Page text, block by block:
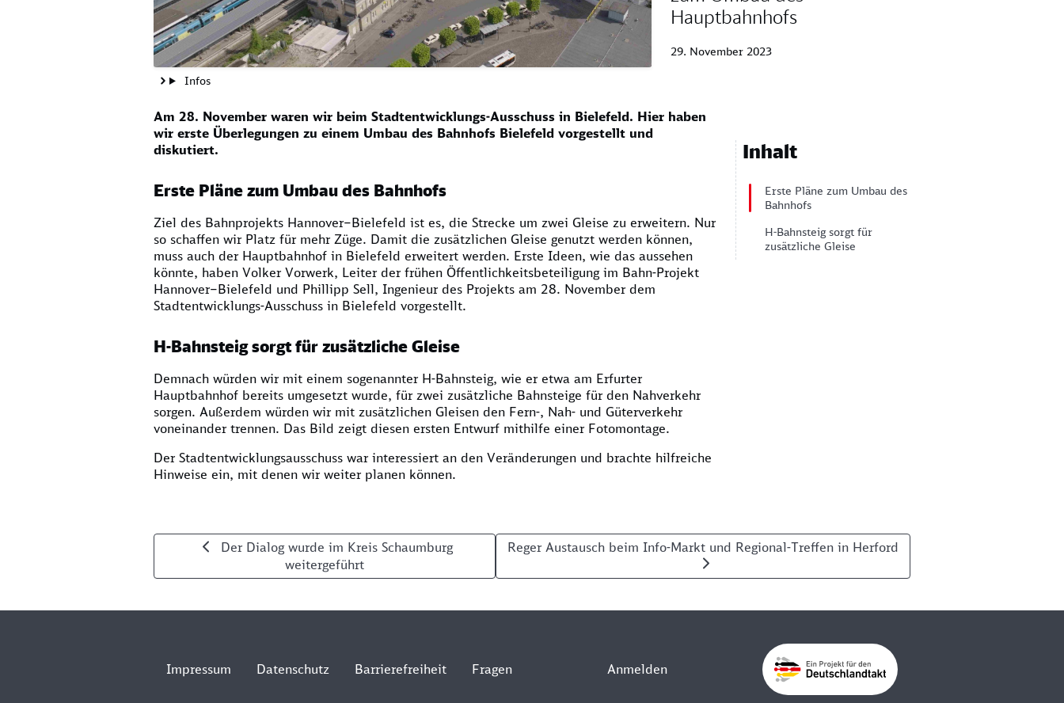
Hauptbahnhofs
29. November 2023
Infos
Inhalt
Erste Pläne zum Umbau des
Bahnhofs
H-Bahnsteig sorgt für
zusätzliche Gleise
Am 28. November waren wir beim Stadtentwicklungs-Ausschuss in Bielefeld. Hier haben
wir erste Überlegungen zu einem Umbau des Bahnhofs Bielefeld vorgestellt und
diskutiert.
Erste Pläne zum Umbau des Bahnhofs
Ziel des Bahnprojekts Hannover–Bielefeld ist es, die Strecke um zwei Gleise zu erweitern. Nur
so schaffen wir Platz für mehr Züge. Damit die zusätzlichen Gleise genutzt werden können,
muss auch der Hauptbahnhof in Bielefeld erweitert werden. Erste Ideen, wie das aussehen
könnte, haben Volker Vorwerk, Leiter der frühen Öffentlichkeitsbeteiligung im Bahn-Projekt
Hannover–Bielefeld und Phillipp Sell, Ingenieur des Projekts am 28. November dem
Stadtentwicklungs-Ausschuss in Bielefeld vorgestellt.
H-Bahnsteig sorgt für zusätzliche Gleise
Demnach würden wir mit einem sogenannter H-Bahnsteig, wie er etwa am Erfurter
Hauptbahnhof bereits umgesetzt wurde, für zwei zusätzliche Bahnsteige für den Nahverkehr
sorgen. Außerdem würden wir mit zusätzlichen Gleisen den Fern-, Nah- und Güterverkehr
voneinander trennen. Das Bild zeigt diesen ersten Entwurf mithilfe einer Fotomontage.
Der Stadtentwicklungsausschuss war interessiert an den Veränderungen und brachte hilfreiche
Hinweise ein, mit denen wir weiter planen können.
Weiterblättern: Zu Gast beim Stadtentwicklungs-Ausschuss in Bielefeld
Der Dialog wurde im Kreis Schaumburg
weitergeführt
Reger Austausch beim Info-Markt und Regional-Treffen in Herford
Impressum Datenschutz Barrierefreiheit Fragen Anmelden